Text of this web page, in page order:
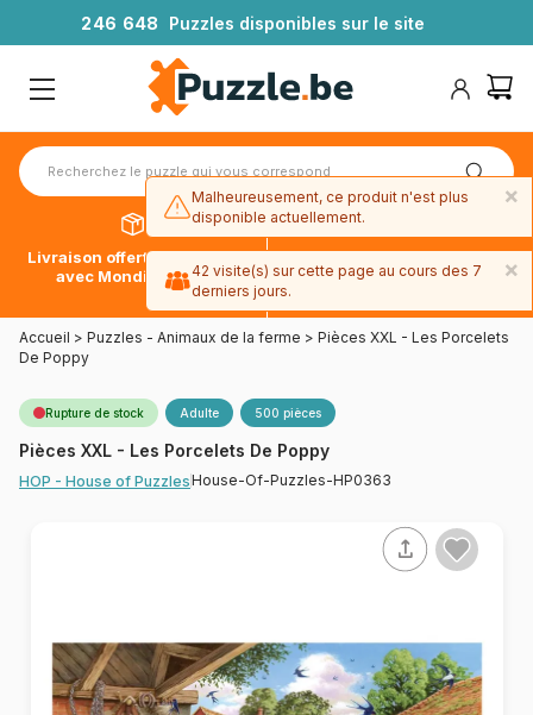
246 648 Puzzles disponibles sur le site
Livraison offerte dès 39€*
avec Mondial Relay
Paiement en 4x sans frais
avec Paypal
Accueil > Puzzles - Animaux de la ferme > Pièces XXL - Les Porcelets
De Poppy
Rupture de stock Adulte 500 pièces
Pièces XXL - Les Porcelets De Poppy
HOP - House of PuzzlesHouse-Of-Puzzles-HP0363
×
Malheureusement, ce produit n'est plus
disponible actuellement.
×
42 visite(s) sur cette page au cours des 7
derniers jours.